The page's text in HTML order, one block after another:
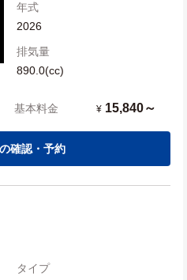
年式
2026
排気量
890.0(cc)
基本料金 ¥ 15,840～
確認・予約
タイプ